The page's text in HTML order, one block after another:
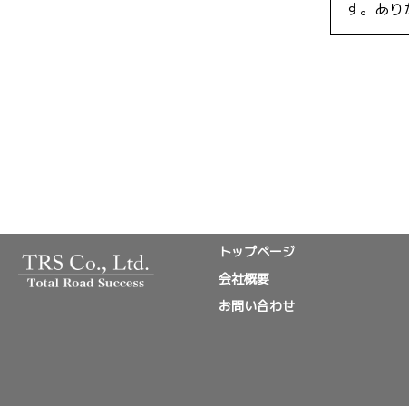
す。あり
トップページ
会社概要
お問い合わせ